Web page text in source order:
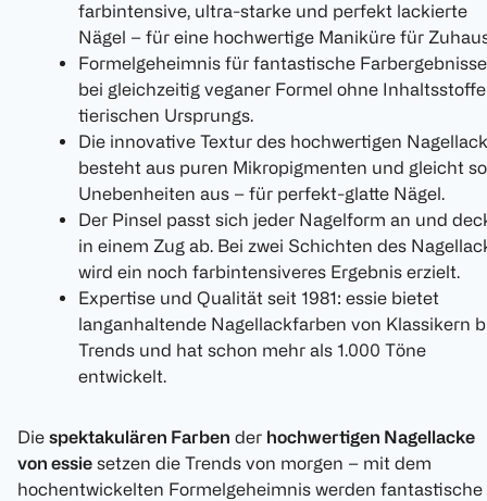
farbintensive, ultra-starke und perfekt lackierte
Nägel – für eine hochwertige Maniküre für
Formelgeheimnis für fantastische
bei gleichzeitig veganer Formel ohne Inhaltsstoffe
tierischen Ursprungs.
Die innovative Textur des hochwertigen
besteht aus puren Mikropigmenten und gleicht so
Unebenheiten aus – für perfekt-glatte Nägel.
Der Pinsel passt sich jeder Nagelform an und
in einem Zug ab. Bei zwei Schichten des
wird ein noch farbintensiveres Ergebnis erzielt.
Expertise und Qualität seit 1981: essie bietet
langanhaltende Nagellackfarben von Klassikern
Trends und hat schon mehr als 1.000 Töne
entwickelt.
Die spektakulären Farben der hochwertigen Nagellacke
von essie setzen die Trends von morgen – mit dem
hochentwickelten Formelgeheimnis werden fantastische